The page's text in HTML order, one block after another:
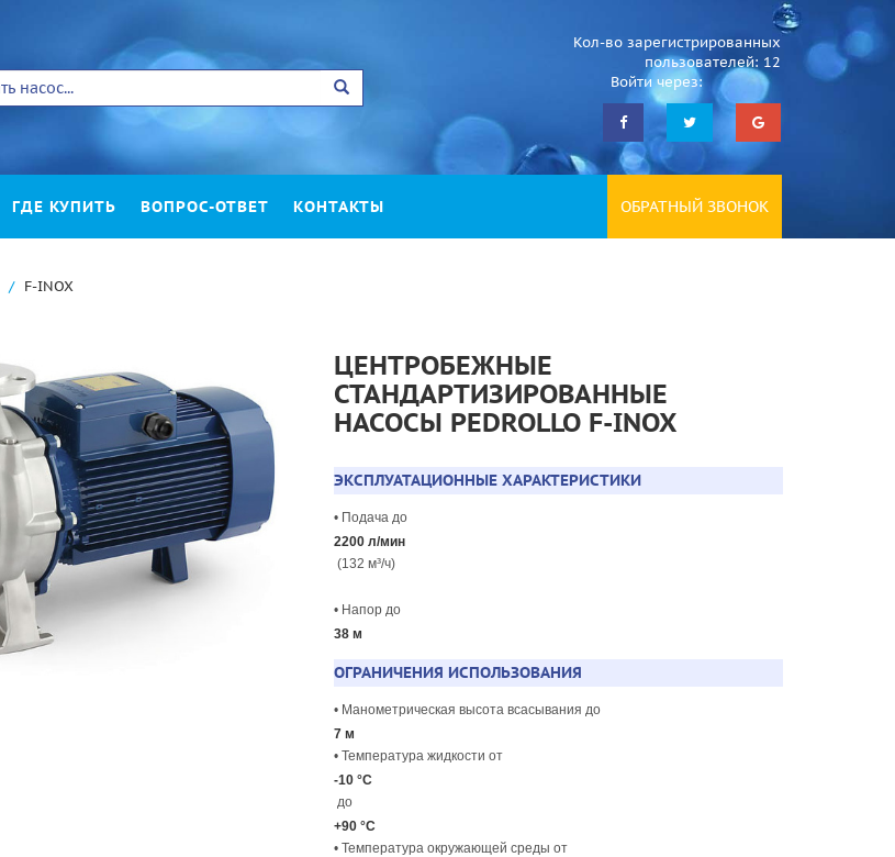
Кол-во зарегистрированных
пользователей: 12
Войти через:
ГДЕ КУПИТЬ ВОПРОС-ОТВЕТ КОНТАКТЫ ОБРАТНЫЙ ЗВОНОК
F-INOX
ЦЕНТРОБЕЖНЫЕ
СТАНДАРТИЗИРОВАННЫЕ
НАСОСЫ PEDROLLO F-INOX
ЭКСПЛУАТАЦИОННЫЕ ХАРАКТЕРИСТИКИ
• Подача до
2200 л/мин
(132 м³/ч)
• Напор до
38 м
ОГРАНИЧЕНИЯ ИСПОЛЬЗОВАНИЯ
• Манометрическая высота всасывания до
7 м
• Температура жидкости от
-10 °C
до
+90 °C
• Температура окружающей среды от